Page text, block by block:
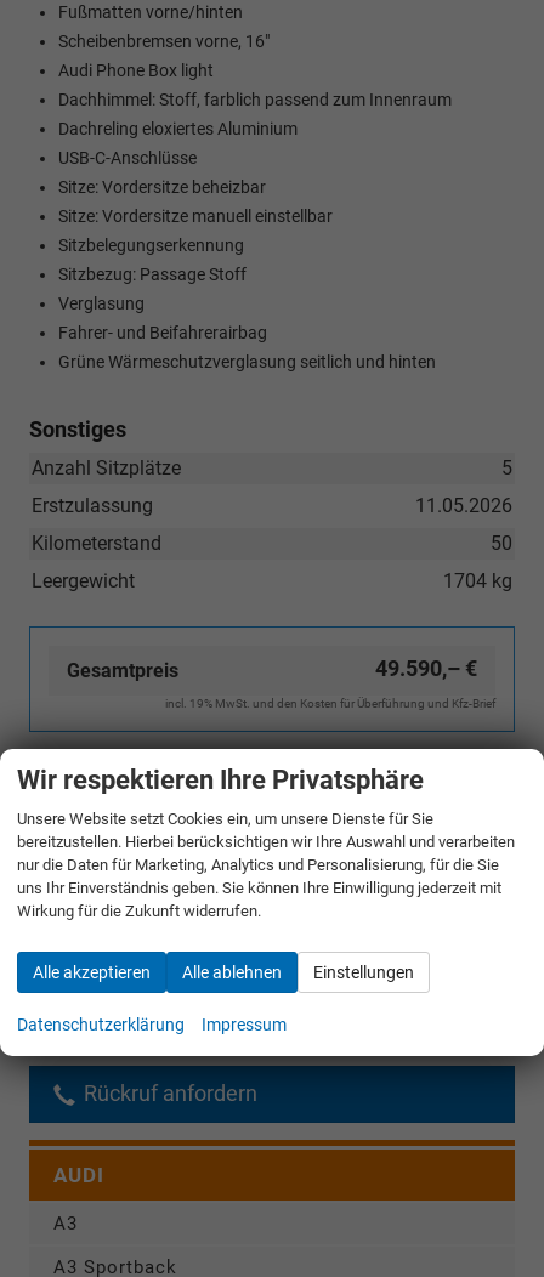
Fußmatten vorne/hinten
Scheibenbremsen vorne, 16"
Audi Phone Box light
Dachhimmel: Stoff, farblich passend zum Innenraum
Dachreling eloxiertes Aluminium
USB-C-Anschlüsse
Sitze: Vordersitze beheizbar
Sitze: Vordersitze manuell einstellbar
Sitzbelegungserkennung
Sitzbezug: Passage Stoff
Verglasung
Fahrer- und Beifahrerairbag
Grüne Wärmeschutzverglasung seitlich und hinten
Sonstiges
5
Anzahl Sitzplätze
11.05.2026
Erstzulassung
50
Kilometerstand
1704 kg
Leergewicht
Gesamtpreis 49.590,– €
incl. 19% MwSt. und den Kosten für Überführung und Kfz-Brief
Bestellunterlagen anfordern
Angebot anfordern
Merken
Jetzt anrufen
Fahrzeugnr.
Rückruf anfordern
AUDI
A3
A3 Sportback
Wir respektieren Ihre Privatsphäre
Unsere Website setzt Cookies ein, um unsere Dienste für Sie
bereitzustellen. Hierbei berücksichtigen wir Ihre Auswahl und verarbeiten
nur die Daten für Marketing, Analytics und Personalisierung, für die Sie
uns Ihr Einverständnis geben. Sie können Ihre Einwilligung jederzeit mit
Wirkung für die Zukunft widerrufen.
Alle akzeptieren Alle ablehnen Einstellungen
Datenschutzerklärung Impressum